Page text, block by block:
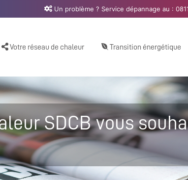
Un problème ? Service dépannage au :
Votre réseau de chaleur Transition énergétique
SDCB vous